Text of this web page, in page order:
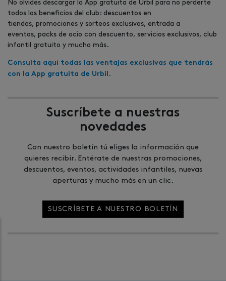
No olvides descargar la App gratuita de Urbil para no perderte
todos los beneficios del club: descuentos en
tiendas, promociones y sorteos exclusivos, entrada a
eventos, packs de ocio con descuento, servicios exclusivos, club
infantil gratuito y mucho más.
Consulta aquí todas las ventajas exclusivas que tendrás
con la App gratuita de Urbil .
Suscríbete a nuestras
novedades
Con nuestro boletín tú eliges la información que
quieres recibir. Entérate de nuestras promociones,
descuentos, eventos, actividades infantiles, nuevas
aperturas y mucho más en un clic.
SUSCRÍBETE A NUESTRO BOLETÍN